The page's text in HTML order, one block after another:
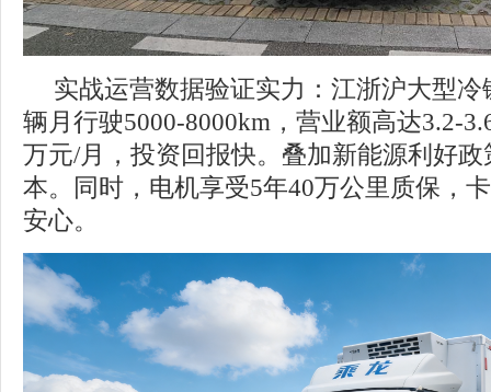
实战运营数据验证实力：江浙沪大型
辆月行驶5000-8000km，营业额高达3.2-
万元/月，投资回报快。叠加新能源利好
本。同时，电机享受5年40万公里质保，
安心。